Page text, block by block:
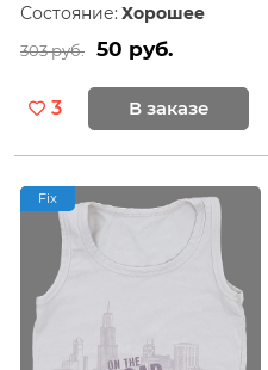
Состояние: Хорошее
303 руб. 50 руб.
3 В заказе
Fix